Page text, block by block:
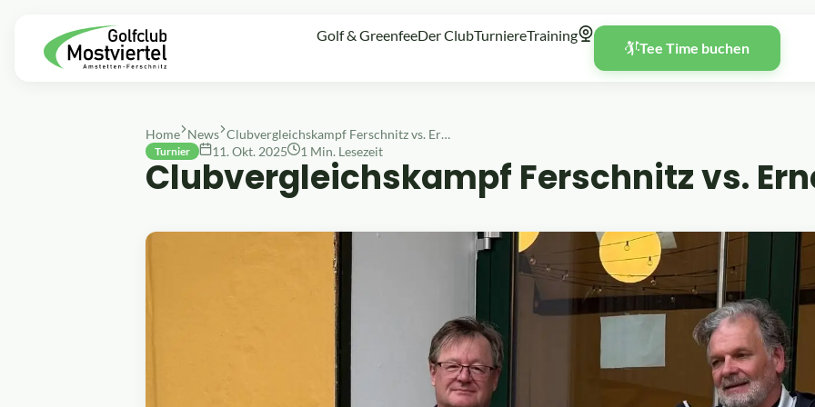
Golf & GreenfeeDer ClubTurniereTraining
Tee Time buchen
Home News Clubvergleichskampf Ferschnitz vs. Ernegg
Turnier 11. Okt. 2025 1 Min. Lesezeit
Clubvergleichskampf Ferschnitz vs.